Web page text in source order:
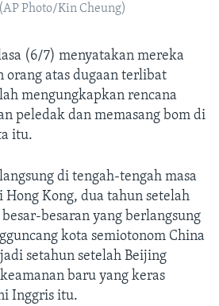
Photo/Kin Cheung)
(6/7) menyatakan mereka
orang atas dugaan terlibat
mengungkapkan rencana
peledak dan memasang bom di
itu.
di tengah-tengah masa
Kong, dua tahun setelah
besaran yang berlangsung
kota semiotonom China
setahun setelah Beijing
baru yang keras
Inggris itu.